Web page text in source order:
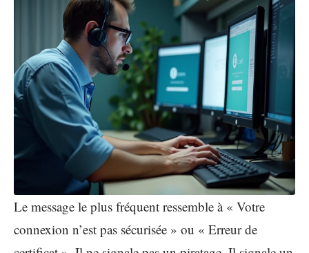
Le message le plus fréquent ressemble à « Votre
connexion n’est pas sécurisée » ou « Erreur de